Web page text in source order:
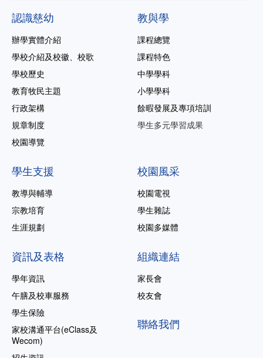
認識慈幼
辦學實體介紹
學校介紹及校徽、校歌
學校歷史
教育牧民主題
行政架構
規章制度
校園導覽
教與學
課程總覽
課程特色
中學學科
小學學科
餘暇發展及專項培訓
學生多元學習成果
學生支援
教導與輔導
宗教培育
生涯規劃
校園風采
校園電視
學生雜誌
校園多媒體
資訊及表格
學年資訊
午膳及校車服務
學生保險
家校溝通平台(eClass及
Wecom)
組織連結
家長會
校友會
聯絡我們